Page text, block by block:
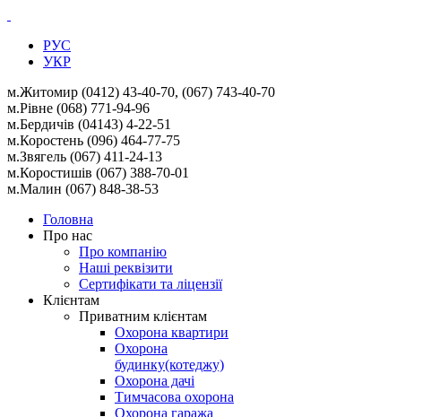
РУС
УКР
м.Житомир (0412) 43-40-70, (067) 743-40-70
м.Рівне (068) 771-94-96
м.Бердичів (04143) 4-22-51
м.Коростень (096) 464-77-75
м.Звягель (067) 411-24-13
м.Коростишів (067) 388-70-01
м.Малин (067) 848-38-53
Головна
Про нас
Про компанію
Наші реквізити
Сертифікати та ліцензії
Клієнтам
Приватним клієнтам
Охорона квартири
Охорона
будинку(котеджу)
Охорона дачі
Тимчасова охорона
Охорона гаража